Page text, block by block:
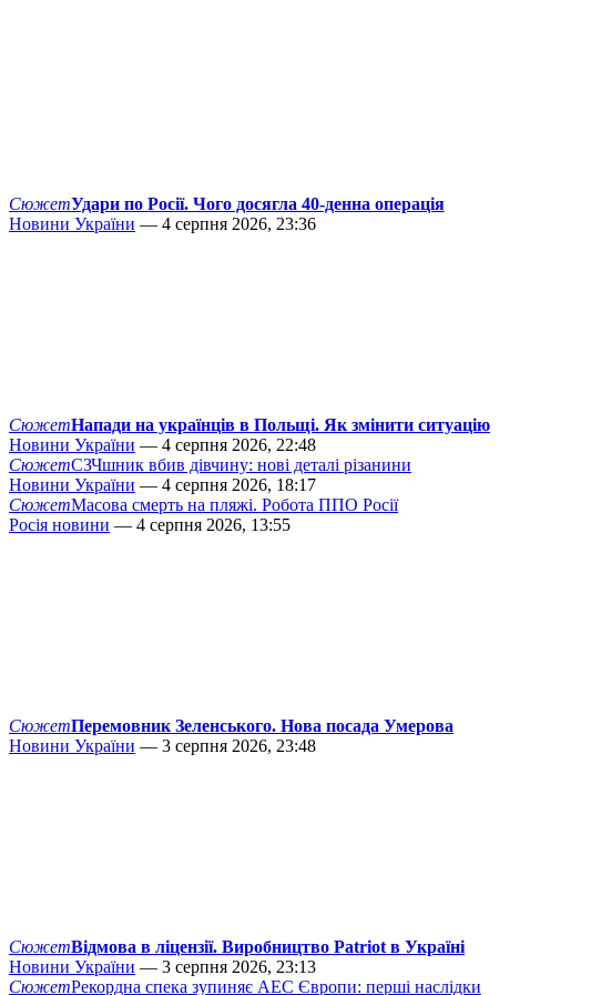
СюжетУдари по Росії. Чого досягла 40-денна операція
Новини України — 4 серпня 2026, 23:36
СюжетНапади на українців в Польщі. Як змінити ситуацію
Новини України — 4 серпня 2026, 22:48
СюжетСЗЧшник вбив дівчину: нові деталі різанини
Новини України — 4 серпня 2026, 18:17
СюжетМасова смерть на пляжі. Робота ППО Росії
Росія новини — 4 серпня 2026, 13:55
СюжетПеремовник Зеленського. Нова посада Умерова
Новини України — 3 серпня 2026, 23:48
СюжетВідмова в ліцензії. Виробництво Patriot в Україні
Новини України — 3 серпня 2026, 23:13
СюжетРекордна спека зупиняє АЕС Європи: перші наслідки